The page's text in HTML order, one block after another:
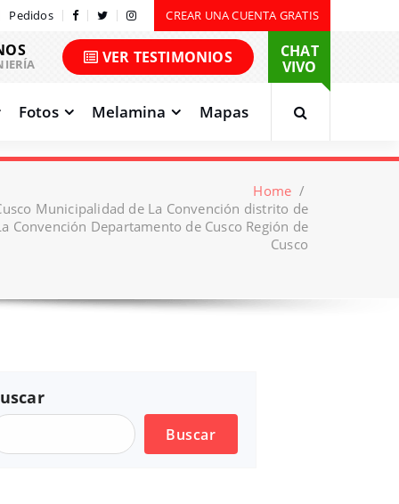
Pedidos CREAR UNA CUENTA GRATIS
VER TESTIMONIOS
CHAT
VIVO
Fotos Melamina Mapas
Home /
Municipalidad de La Convención distrito de
Convención Departamento de Cusco Región de
Cusco
Buscar